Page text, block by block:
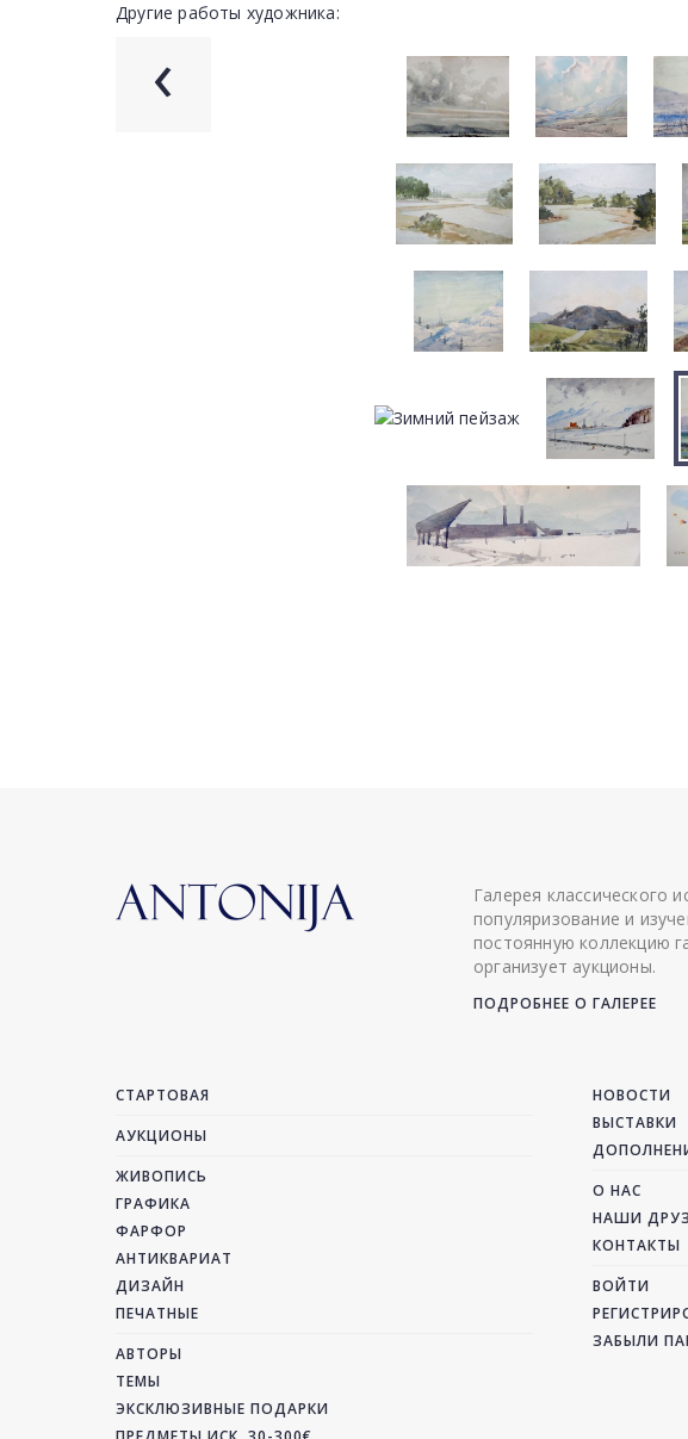
Другие работы художника:
‹
Галерея классического
популяризование и
постоянную коллекцию
организует аукционы.
ПОДРОБНЕЕ О ГАЛЕРЕЕ
СТАРТОВАЯ
АУКЦИОНЫ
ЖИВОПИСЬ
ГРАФИКА
ФАРФОР
АНТИКВАРИАТ
ДИЗАЙН
ПЕЧАТНЫЕ
АВТОРЫ
ТЕМЫ
ЭКСКЛЮЗИВНЫЕ ПОДАРКИ
НОВОСТИ
ВЫСТАВКИ
О НАС
НАШИ
КОНТАКТЫ
ВОЙТИ
ЗАБЫЛИ